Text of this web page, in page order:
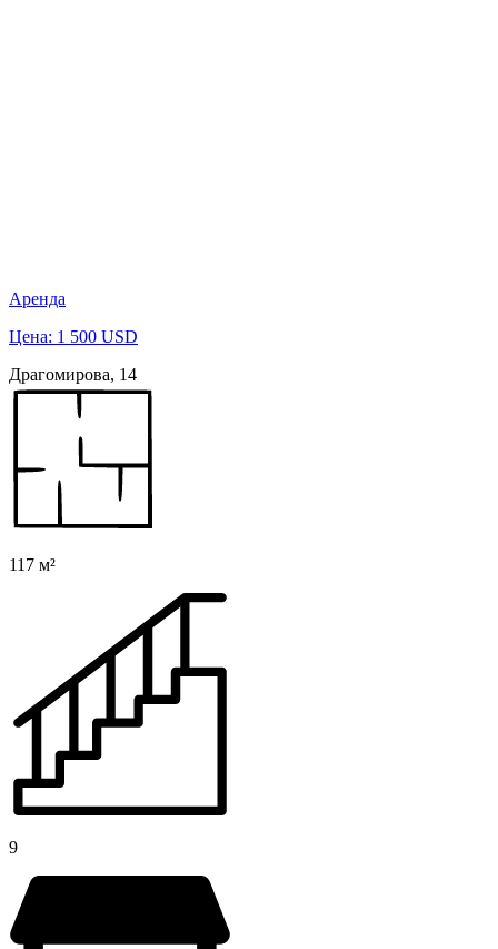
Аренда
Цена: 1 500 USD
Драгомирова, 14
117 м²
9